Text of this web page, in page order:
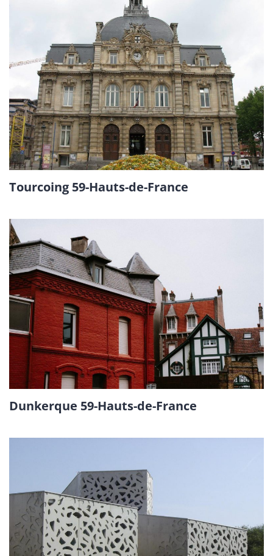
Tourcoing 59-Hauts-de-France
Dunkerque 59-Hauts-de-France